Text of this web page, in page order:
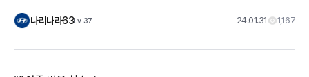
나리나라63Lv 37 24.01.31 1,167